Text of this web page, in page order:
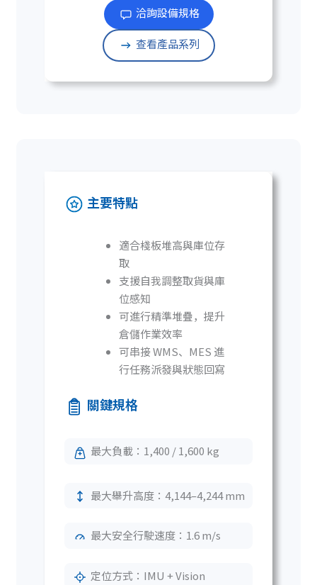
洽詢設備規格
查看產品系列
主要特點
適合棧板堆高與庫位存
取
支援自我調整取貨與庫
位感知
可進行精準堆疊，提升
倉儲作業效率
可串接 WMS、MES 進
行任務派發與狀態回寫
關鍵規格
最大負載：1,400 / 1,600 kg
最大舉升高度：4,144–4,244 mm
最大安全行駛速度：1.6 m/s
定位方式：IMU + Vision